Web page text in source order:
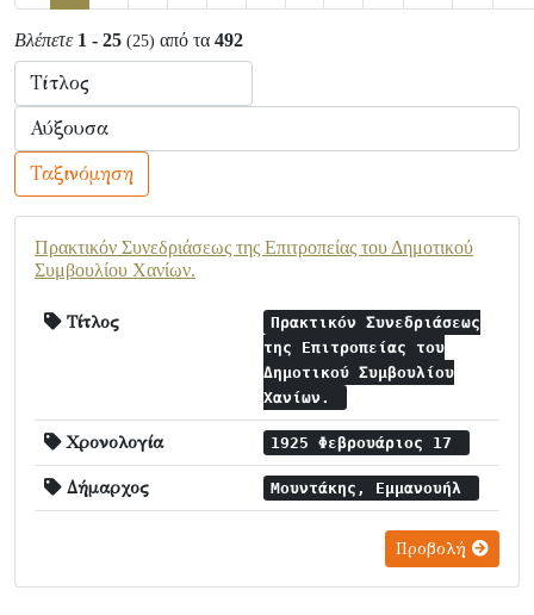
Βλέπετε 1 - 25 (25) από τα 492
Ταξινόμηση
Πρακτικόν Συνεδριάσεως της Επιτροπείας του Δημοτικού
Συμβουλίου Χανίων.
Τίτλος
Πρακτικόν Συνεδριάσεως
της Επιτροπείας του
Δημοτικού Συμβουλίου
Χανίων.
Χρονολογία 1925 Φεβρουάριος 17
Δήμαρχος Μουντάκης, Εμμανουήλ
Προβολή